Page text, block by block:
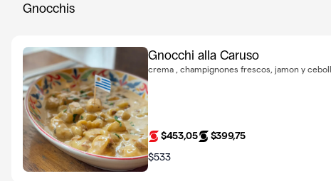
Gnocchis
Gnocchi alla Caruso
crema , champignones frescos, jamon y
$453,05 $399,75
$533